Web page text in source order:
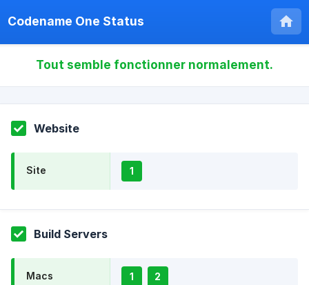
Codename One Status
Tout semble fonctionner normalement.
Website
Site 1
Build Servers
Macs 1 2